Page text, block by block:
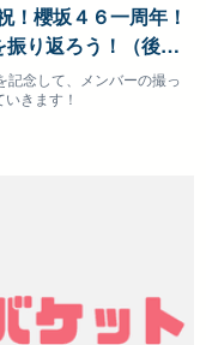
！櫻坂４６一周年！
振り返ろう！（後
記念して、メンバーの撮っ
きます！